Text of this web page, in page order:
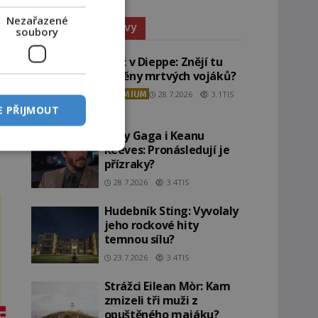
Paranormální jevy
Pláž v Dieppe: Znějí tu
ozvěny mrtvých vojáků?
PREMIUM 28.7.2026 3.1TIS
Lady Gaga i Keanu
Reeves: Pronásledují je
přízraky?
28.7.2026 3.4TIS
Hudebník Sting: Vyvolaly
jeho rockové hity
temnou sílu?
23.7.2026 3.4TIS
Strážci Eilean Mòr: Kam
zmizeli tři muži z
opuštěného majáku?
Nezařazené
soubory
PŘIJMOUT